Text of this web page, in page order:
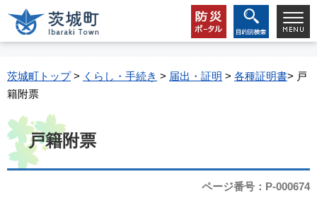
茨城町トップ> くらし・手続き > 届出・証明 > 各種証明書> 戸
籍附票
戸籍附票
ページ番号：P-000674